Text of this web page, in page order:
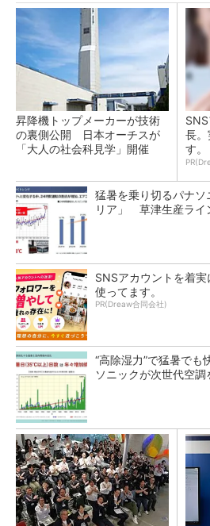
昇降機トップメーカーが技術
の裏側公開 日本オーチスが
「大人の社会科見学」開催
長。
す。
猛暑を乗り切るパナ
リア」 草津生産ライ
SNSアカウントを着
使ってます。
PR(Dreaw合同会社)
“高除湿力”で猛暑で
ソニックが次世代空調